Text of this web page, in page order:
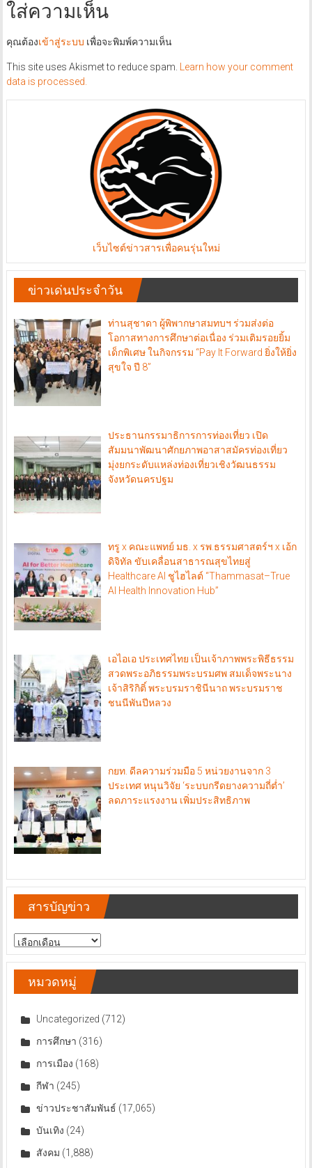
ใส่ความเห็น
คุณต้องเข้าสู่ระบบ เพื่อจะพิมพ์ความเห็น
This site uses Akismet to reduce spam.
Learn how your comment
data is processed.
เว็บไซต์ข่าวสารเพื่อคนรุ่นใหม่
ข่าวเด่นประจำวัน
ท่านสุชาดา ผู้พิพากษาสมทบฯ ร่วมส่งต่อ
โอกาสทางการศึกษาต่อเนื่อง ร่วมเติมรอยยิ้ม
เด็กพิเศษ ในกิจกรรม “Pay It Forward ยิ่งให้ยิ่ง
สุขใจ ปี 8”
ประธานกรรมาธิการการท่องเที่ยว เปิด
สัมมนาพัฒนาศักยภาพอาสาสมัครท่องเที่ยว
มุ่งยกระดับแหล่งท่องเที่ยวเชิงวัฒนธรรม
จังหวัดนครปฐม
ทรู x คณะแพทย์ มธ. x รพ.ธรรมศาสตร์ฯ x เอ้ก
ดิจิทัล ขับเคลื่อนสาธารณสุขไทยสู่
Healthcare AI ชูไฮไลต์ “Thammasat–True
AI Health Innovation Hub”
เอไอเอ ประเทศไทย เป็นเจ้าภาพพระพิธีธรรม
สวดพระอภิธรรมพระบรมศพ สมเด็จพระนาง
เจ้าสิริกิติ์ พระบรมราชินีนาถ พระบรมราช
ชนนีพันปีหลวง
กยท. ดีลความร่วมมือ 5 หน่วยงานจาก 3
ประเทศ หนุนวิจัย ‘ระบบกรีดยางความถี่ต่ำ’
ลดภาระแรงงาน เพิ่มประสิทธิภาพ
สารบัญข่าว
สารบัญ
ข่าว
หมวดหมู่
Uncategorized (712)
การศึกษา (316)
การเมือง (168)
กีฬา (245)
ข่าวประชาสัมพันธ์ (17,065)
บันเทิง (24)
สังคม (1,888)